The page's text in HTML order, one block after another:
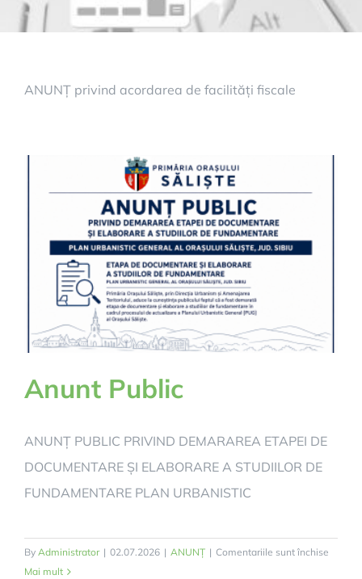
ANUNȚ privind acordarea de facilități fiscale
Anunt Public
ANUNȚ PUBLIC PRIVIND DEMARAREA ETAPEI DE
DOCUMENTARE ȘI ELABORARE A STUDIILOR DE
FUNDAMENTARE PLAN URBANISTIC
By Administrator | 02.07.2026 | ANUNȚ | Comentariile sunt închise
Mai mult